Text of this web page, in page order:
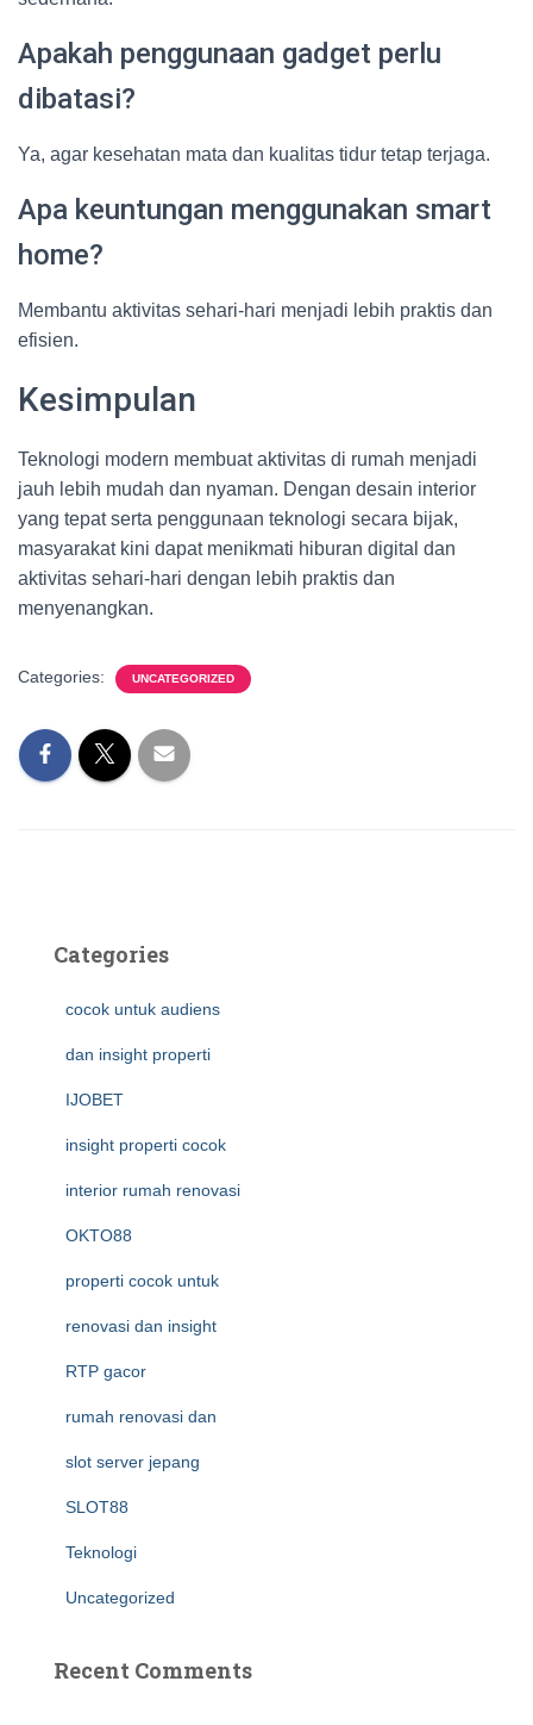
Apakah penggunaan gadget perlu
dibatasi?
Ya, agar kesehatan mata dan kualitas tidur tetap terjaga.
Apa keuntungan menggunakan smart
home?
Membantu aktivitas sehari-hari menjadi lebih praktis dan
efisien.
Kesimpulan
Teknologi modern membuat aktivitas di rumah menjadi
jauh lebih mudah dan nyaman. Dengan desain interior
yang tepat serta penggunaan teknologi secara bijak,
masyarakat kini dapat menikmati hiburan digital dan
aktivitas sehari-hari dengan lebih praktis dan
menyenangkan.
Categories: UNCATEGORIZED
Categories
cocok untuk audiens
dan insight properti
IJOBET
insight properti cocok
interior rumah renovasi
OKTO88
properti cocok untuk
renovasi dan insight
RTP gacor
rumah renovasi dan
slot server jepang
SLOT88
Teknologi
Uncategorized
Recent Comments